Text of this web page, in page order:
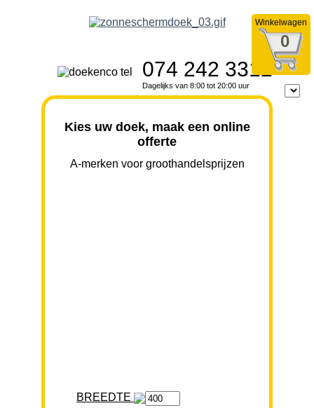
Winkelwagen
0
074 242 3312
Dagelijks van 8:00 tot 20:00 uur
Kies uw doek, maak een online
offerte
A-merken voor groothandelsprijzen
BREEDTE